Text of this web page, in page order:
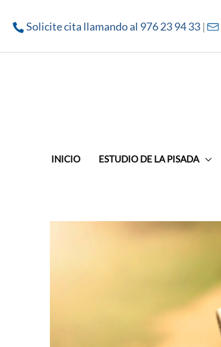
Solicite cita llamando al 976 23 94 33 |
INICIO ESTUDIO DE LA PISADA